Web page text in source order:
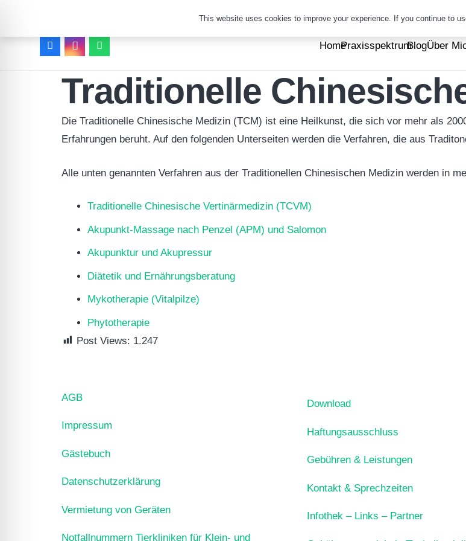
HomePraxisspektrumBlogÜber
Traditionelle
Die Traditionelle Chinesische Medizin (TCM) ist eine Heilkunst, die sich vor mehr als
Erfahrungen beruht. Auf den folgenden Unterseiten werden die Verfahren, die aus
Alle unten genannten Verfahren aus der Traditionellen Chinesischen Medizin werden in
Traditionelle Chinesische Vertinärmedizin (TCVM)
Akupunkt-Massage nach Penzel (APM) und Salomon
Akupunktur und Akupressur
Diätetik und Ernährungsberatung
Mykotherapie (Vitalpilze)
Phytotherapie
Post Views: 1.247
AGB
Impressum
Gästebuch
Datenschutzerklärung
Vermietung von Geräten
Notfallnummern Tierkliniken für Klein- und
Download
Haftungsausschluss
Gebühren & Leistungen
Kontakt & Sprechzeiten
Infothek – Links – Partner
This website uses cookies to improve your experience. If you continue to